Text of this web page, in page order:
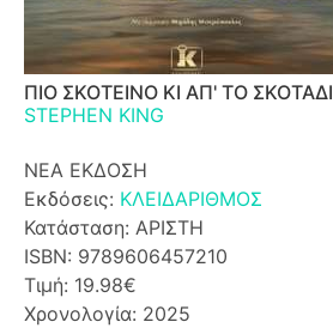
ΠΙΟ ΣΚΟΤΕΙΝΟ ΚΙ ΑΠ' ΤΟ ΣΚΟΤΑΔΙ
STEPHEN KING
ΝΕΑ ΕΚΔΟΣΗ
Εκδόσεις: ΚΛΕΙΔΑΡΙΘΜΟΣ
Κατάσταση: ΑΡΙΣΤΗ
ISBN: 9789606457210
Τιμή: 19.98€
Χρονολογία: 2025